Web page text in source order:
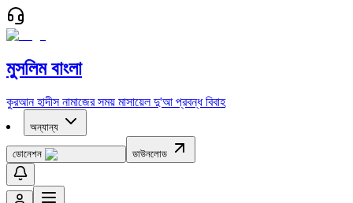
মুসলিম বাংলা
কুরআন হাদীস নামাজের সময় মাসায়েল দু'আ প্রবন্ধ বিবাহ
অন্যান্য
ডোনেশন ডাউনলোড